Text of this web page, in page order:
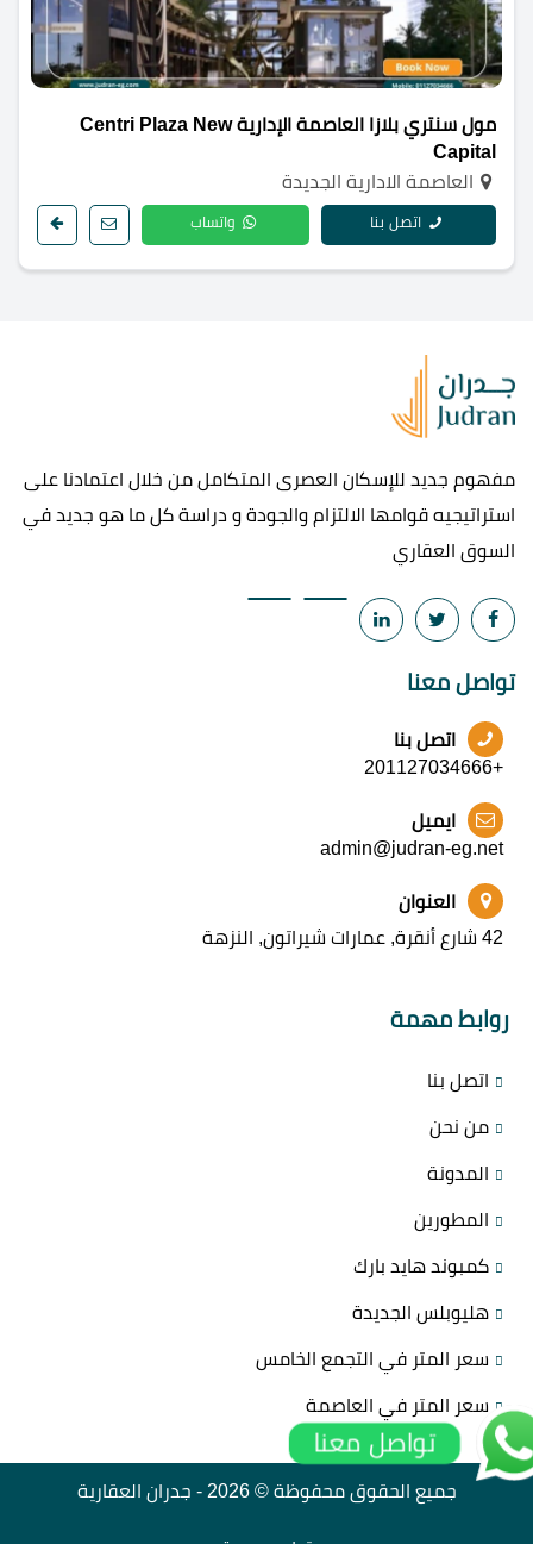
مول سنتري بلازا العاصمة الإدارية Centri Plaza New
Capital
العاصمة الادارية الجديدة
اتصل بنا واتساب
مفهوم جديد للإسكان العصرى المتكامل من خلال اعتمادنا على
استراتيجيه قوامها الالتزام والجودة و دراسة كل ما هو جديد في
السوق العقاري
تواصل معنا
اتصل بنا
+201127034666
ايميل
admin@judran-eg.net
العنوان
42 شارع أنقرة, عمارات شيراتون, النزهة
روابط مهمة
اتصل بنا
من نحن
المدونة
المطورين
كمبوند هايد بارك
هليوبلس الجديدة
سعر المتر في التجمع الخامس
سعر المتر في العاصمة
جميع الحقوق محفوظة © 2026 - جدران العقارية
تواصل معنا